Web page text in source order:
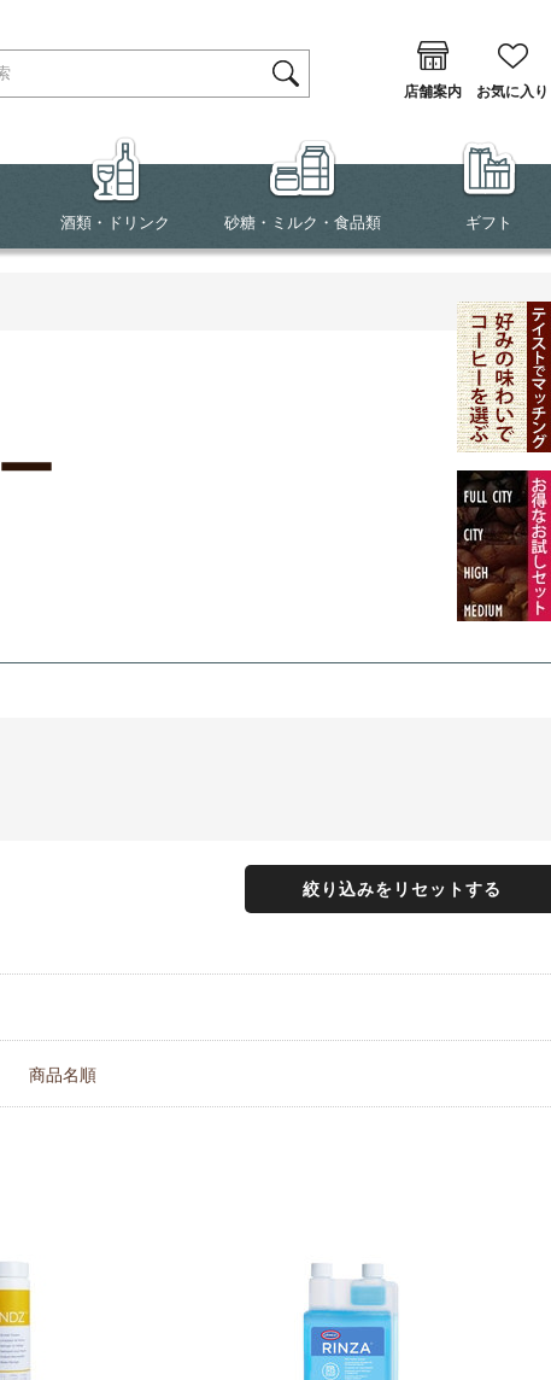
店舗案内
お気に入り
酒類・ドリンク 砂糖・ミルク・食品類 ギフト
絞り込みをリセットする
商品名順